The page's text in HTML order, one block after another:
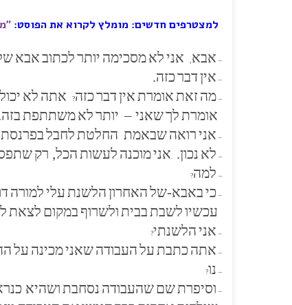
למצטרפים חדשים: מומלץ לקרוא את הפוסט:
– אבא אנילאמסכימה יותרלכתובאבא
– איןדברכזה.
– מהזאתאומרתאיןדברכזה? אתה לא יכול
אומרתלךשאני – יותרלאמשתתפת
– אנירואהשבאמת החלטתלחבלבפרנסת
– לא נכון. אנימוכנה לעשותהכל, רק
– למה?
– כיבאבא-שלהאחרוןהלשנתעלילמורה
עכשיולשבתבביתולשרוף במקום לצאת
– אניהלשנתי?
– אתהכתבתעלהעבודהשאנימכינה על
– נו?
– וסיפרתשםשהעבודה נסחבתושהיא